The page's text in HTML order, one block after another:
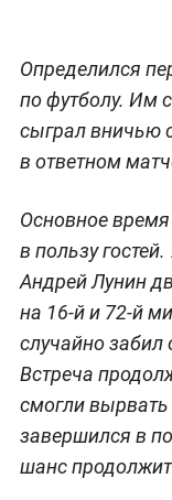
Определился
по футболу. Им
сыграл вничью
в ответном
Основное
в пользу
Андрей Лунин
на 16-й и 72-й
случайно
Встреча
смогли
завершился в
шанс